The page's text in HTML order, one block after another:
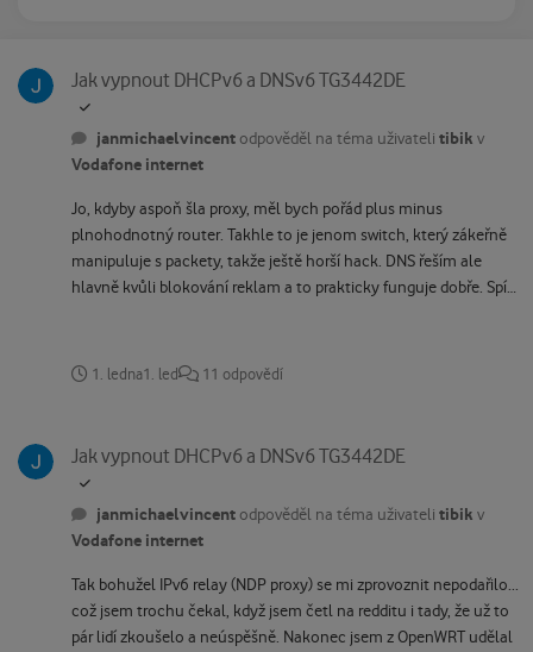
Jak vypnout DHCPv6 a DNSv6 TG3442DE
janmichaelvincent odpověděl na téma uživatelitibik v
Vodafone internet
Jo, kdyby aspoň šla proxy, měl bych pořád plus minus
plnohodnotný router. Takhle to je jenom switch, který zákeřně
manipuluje s packety, takže ještě horší hack. DNS řeším ale
hlavně kvůli blokování reklam a to prakticky funguje dobře. Spíš
někomu dalšímu. OpenWRT mi rovnou přiděluje do sítě i ULA
můžu zacálovat za dual stack a přepnout krám do bridge módu.
1. ledna1. led 11 odpovědí
Jak vypnout DHCPv6 a DNSv6 TG3442DE
janmichaelvincent odpověděl na téma uživatelitibik v
Vodafone internet
Tak bohužel IPv6 relay (NDP proxy) se mi zprovoznit nepodařilo...
což jsem trochu čekal, když jsem četl na redditu i tady, že už to
pár lidí zkoušelo a neúspěšně. Nakonec jsem z OpenWRT udělal